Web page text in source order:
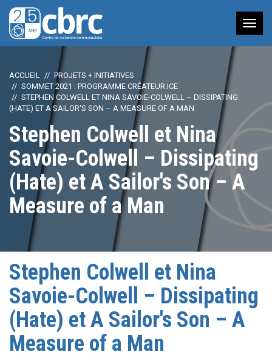
à
ACCUEIL
PROJETS + INITIATIVES
SOMMET 2021 : PROGRAMME CRÉATEUR.ICE
STEPHEN COLWELL ET NINA SAVOIE-COLWELL – DISSIPATING
(HATE) ET A SAILOR'S SON – A MEASURE OF A MAN
Stephen Colwell et Nina
Savoie-Colwell – Dissipating
(Hate) et A Sailor's Son – A
Measure of a Man
Stephen Colwell et Nina
Savoie-Colwell – Dissipating
(Hate) et A Sailor's Son – A
Measure of a Man